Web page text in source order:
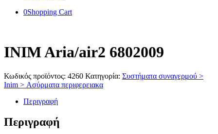
0Shopping Cart
INIM Aria/air2 6802009
Κωδικός προϊόντος: 4260 Κατηγορία: Συστήματα συναγερμού >
Inim > Ασύρματα περιφερειακα
Περιγραφή
Περιγραφή